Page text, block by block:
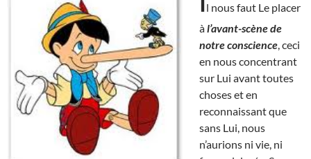
l nous faut Le placer
àl’avant-scène de
notre conscience , ceci
en nous concentrant
sur Lui avant toutes
choses et en
reconnaissant que
sans Lui, nous
n’aurions ni vie, ni